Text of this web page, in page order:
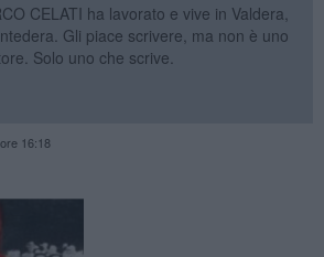
CELATI ha lavorato e vive in Valdera,
Gli piace scrivere, ma non è uno
Solo uno che scrive.
16:18